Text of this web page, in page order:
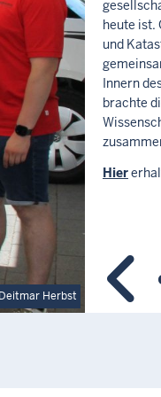
Herbst
heute ist.
und
Innern
brachte
Hier